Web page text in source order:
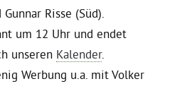
Risse (Süd).
um 12 Uhr und endet
unseren Kalender.
Werbung u.a. mit Volker